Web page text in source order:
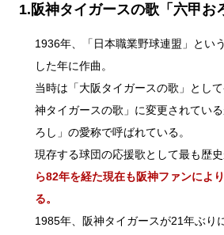
1.阪神タイガースの歌「六甲お
1936年、「日本職業野球連盟」とい
した年に作曲。
当時は「大阪タイガースの歌」とし
神タイガースの歌」に変更されてい
ろし」の愛称で呼ばれている。
現存する球団の応援歌として最も歴
ら82年を経た現在も阪神ファンによ
る。
1985年、阪神タイガースが21年ぶり